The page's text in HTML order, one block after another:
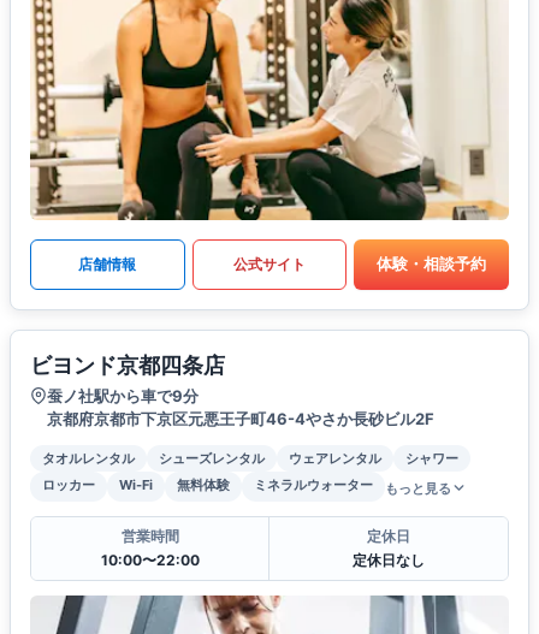
店舗情報 公式サイト 体験・相談予約
ビヨンド京都四条店
蚕ノ社駅から車で9分
京都府京都市下京区元悪王子町46-4やさか長砂ビル2F
タオルレンタル シューズレンタル ウェアレンタル
シャワー
ロッカー
Wi-Fi 無料体験 ミネラルウォーター もっと見る
営業時間
10:00〜22:00
定休日
定休日なし